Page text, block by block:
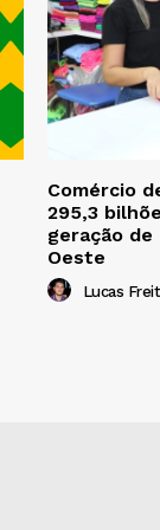
Comércio
295,3
geração
Oeste
Lucas